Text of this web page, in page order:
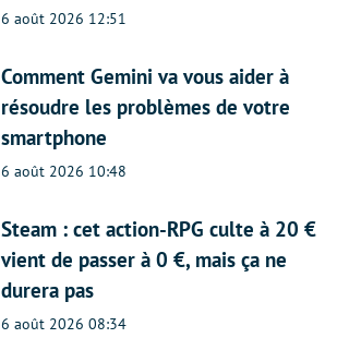
6 août 2026 12:51
Comment Gemini va vous aider à
résoudre les problèmes de votre
smartphone
6 août 2026 10:48
Steam : cet action-RPG culte à 20 €
vient de passer à 0 €, mais ça ne
durera pas
6 août 2026 08:34